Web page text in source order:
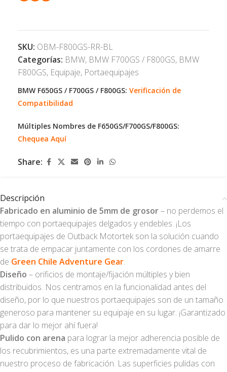
SKU: OBM-F800GS-RR-BL
Categorías: BMW, BMW F700GS / F800GS, BMW
F800GS, Equipaje, Portaequipajes
BMW F650GS / F700GS / F800GS: Verificación de
Compatibilidad
Múltiples Nombres de F650GS/F700GS/F800GS:
Chequea Aquí
Share:
Descripción
Fabricado en aluminio de 5mm de grosor– no perdemos el
tiempo con portaequipajes delgados y endebles. ¡Los
portaequipajes de Outback Motortek son la solución cuando
se trata de empacar juntamente con los cordones de amarre
de Green Chile Adventure Gear.
Diseño – orificios de montaje/fijación múltiples y bien
distribuidos. Nos centramos en la funcionalidad antes del
diseño, por lo que nuestros portaequipajes son de un tamaño
generoso para mantener su equipaje en su lugar. ¡Garantizado
para dar lo mejor ahí fuera!
Pulido con arena para lograr la mejor adherencia posible de
los recubrimientos, es una parte extremadamente vital de
nuestro proceso de fabricación. Las superficies pulidas con